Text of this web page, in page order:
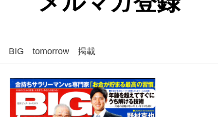
BIG tomorrow 掲載